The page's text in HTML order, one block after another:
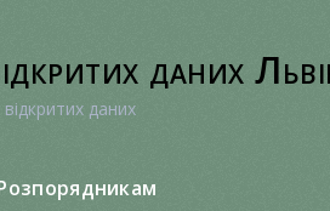
даних
даних